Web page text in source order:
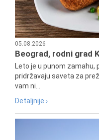
05.08.2026
Beograd, rodni grad
Leto je u punom zamahu,
pridržavaju saveta za
vam ni...
Detaljnije ›